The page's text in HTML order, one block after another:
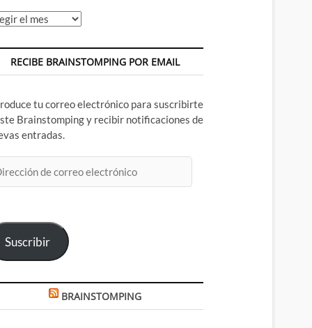
RECIBE BRAINSTOMPING POR EMAIL
tu correo electrónico para suscribirte
Brainstomping y recibir notificaciones de
entradas.
Suscribir
BRAINSTOMPING